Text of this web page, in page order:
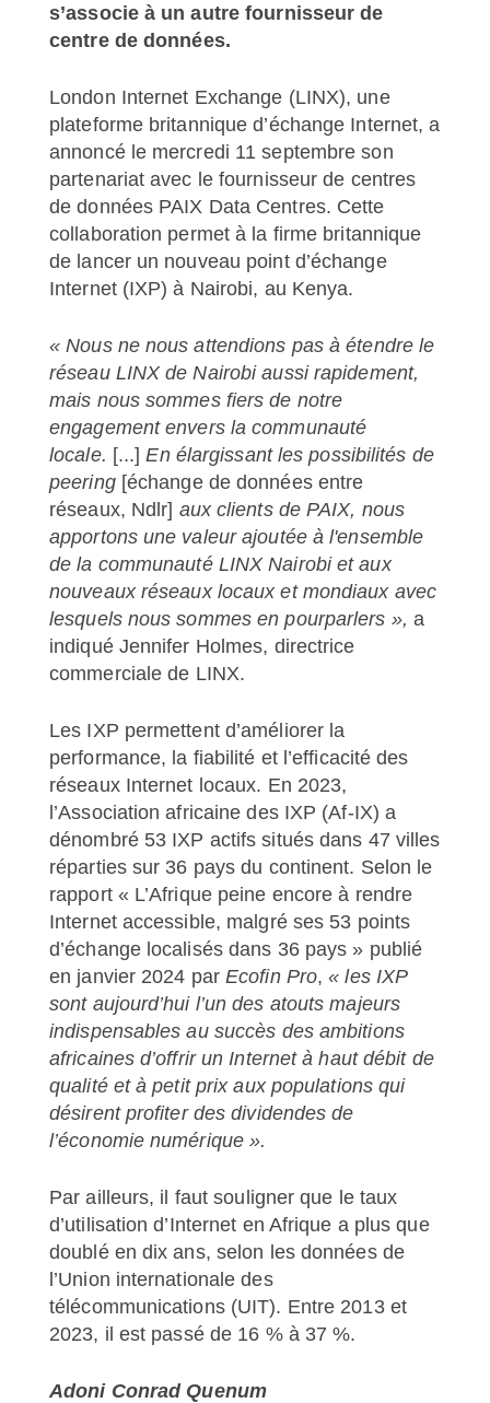
s’associe à un autre fournisseur de
centre de données.
London Internet Exchange (LINX), une
plateforme britannique d’échange Internet, a
annoncé le mercredi 11 septembre son
partenariat avec le fournisseur de centres
de données PAIX Data Centres. Cette
collaboration permet à la firme britannique
de lancer un nouveau point d’échange
Internet (IXP) à Nairobi, au Kenya.
« Nous ne nous attendions pas à étendre le
réseau LINX de Nairobi aussi rapidement,
mais nous sommes fiers de notre
engagement envers la communauté
locale. [...]En élargissant les possibilités de
peering [échange de données entre
réseaux, Ndlr] aux clients de PAIX, nous
apportons une valeur ajoutée à l'ensemble
de la communauté LINX Nairobi et aux
nouveaux réseaux locaux et mondiaux avec
lesquels nous sommes en pourparlers », a
indiqué Jennifer Holmes, directrice
commerciale de LINX.
Les IXP permettent d’améliorer la
performance, la fiabilité et l’efficacité des
réseaux Internet locaux. En 2023,
l’Association africaine des IXP (Af-IX) a
dénombré 53 IXP actifs situés dans 47 villes
réparties sur 36 pays du continent. Selon le
rapport « L’Afrique peine encore à rendre
Internet accessible, malgré ses 53 points
d’échange localisés dans 36 pays » publié
en janvier 2024 parEcofin Pro,« les IXP
sont aujourd’hui l’un des atouts majeurs
indispensables au succès des ambitions
africaines d’offrir un Internet à haut débit de
qualité et à petit prix aux populations qui
désirent profiter des dividendes de
l’économie numérique ».
Par ailleurs, il faut souligner que le taux
d’utilisation d’Internet en Afrique a plus que
doublé en dix ans, selon les données de
l’Union internationale des
télécommunications (UIT). Entre 2013 et
2023, il est passé de 16 % à 37 %.
Adoni Conrad Quenum